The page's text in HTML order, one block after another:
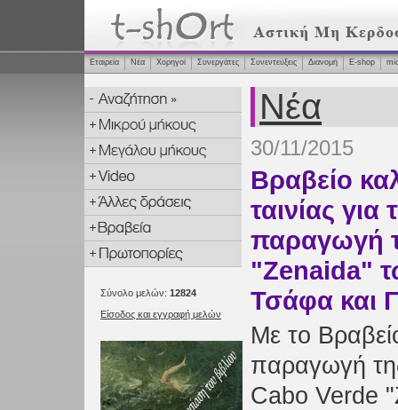
Εταιρεία Νέα Χορηγοί Συνεργάτες Συνεντεύξεις Διανομή Ε-shop
Σύνολο μελών: 12824
Είσοδος και εγγραφή μελών
Νέα
30/11/2015
Βραβείο
ταινίας για
παραγωγή
"Zenaida"
Τσάφα και
Με το
παραγωγή
Cabo Verde